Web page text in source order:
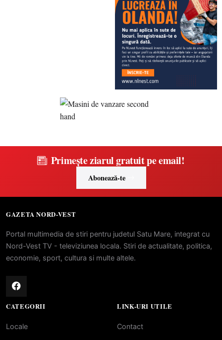
Primește ziarul gratuit pe email!
Abonează-te
GAZETA NORD-VEST
Portal multimedia de stiri pentru judetul Satu Mare, integrat cu
Nord-Vest TV - televiziunea locala. Stiri de actualitate, politica,
economie, sport, cultura si multe altele.
CATEGORII
Locale
LINK-URI UTILE
Contact